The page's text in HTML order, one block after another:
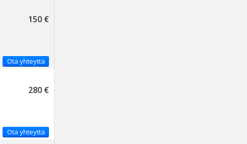
150 €
Ota yhteyttä
280 €
Ota yhteyttä